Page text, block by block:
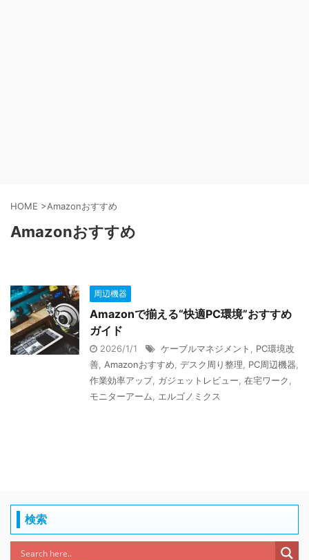
HOME >Amazonおすすめ
Amazonおすすめ
周辺機器
Amazonで揃える“快適PC環境”おすすめ
ガイド
2026/1/1 ケーブルマネジメント
PC環境改
善 Amazonおすすめ デスク周り整理 PC周辺機器
作業効率アップ, ガジェットレビュー 在宅ワーク
モニターアーム
エルゴノミクス
検索